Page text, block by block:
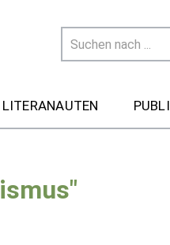
LITERANAUTEN